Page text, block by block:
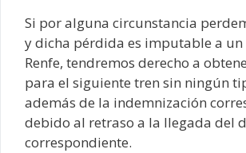
Si por alguna circunstancia
y dicha pérdida es imputable a
Renfe, tendremos derecho a
para el siguiente tren sin ningún
además de la indemnización
debido al retraso a la llegada del
correspondiente.